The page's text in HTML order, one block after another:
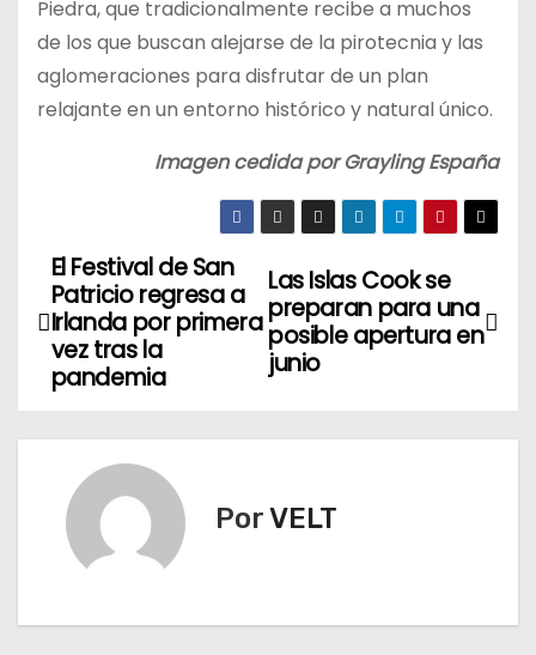
Piedra, que tradicionalmente recibe a muchos
de los que buscan alejarse de la pirotecnia y las
aglomeraciones para disfrutar de un plan
relajante en un entorno histórico y natural único.
Imagen cedida por Grayling España
N
a
v
e
i
Las Islas Cook se
preparan para una
posible apertura en
junio
El Festival de San
Patricio regresa a
Irlanda por primera
vez tras la
pandemia
PorVELT